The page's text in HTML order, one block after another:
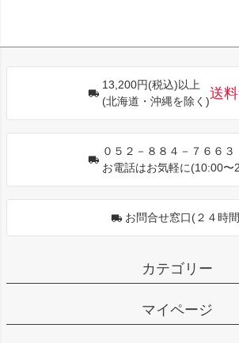
13,200円(税込)以上
(北海道・沖縄を除く)
送
０５２－８８４－７６６３
お電話はお気軽に(10:00〜
お問合せ窓口(２４時
カテゴリー
マイページ